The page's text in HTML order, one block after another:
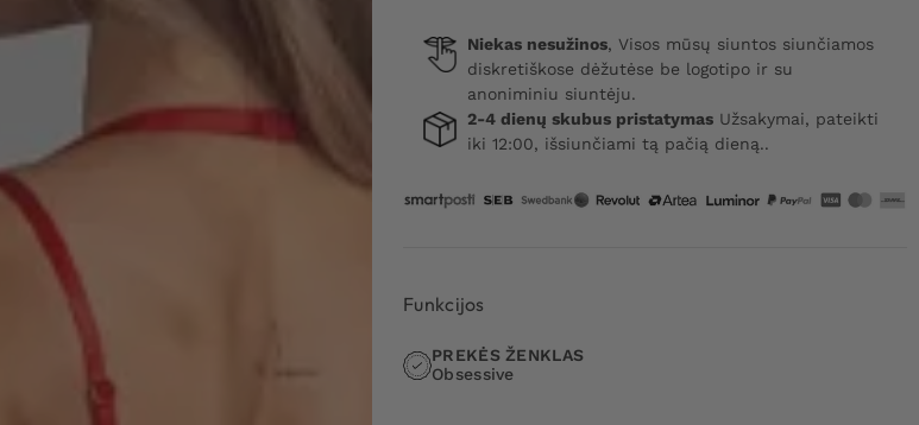
2-
Crotchless
Set
Niekas nesužinos, Visos mūsų siuntos siunčiamos
diskretiškose dėžutėse be logotipo ir su
anoniminiu siuntėju.
2-4 dienų skubus pristatymas Užsakymai, pateikti
iki 12:00, išsiunčiami tą pačią dieną..
Funkcijos
PREKĖS ŽENKLAS
Obsessive